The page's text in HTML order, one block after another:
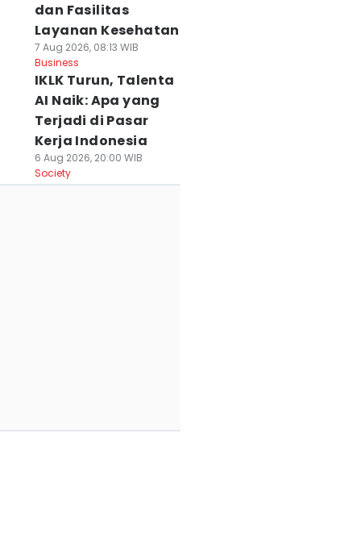
dan Fasilitas
Layanan Kesehatan
7 Aug 2026, 08:13 WIB
Business
IKLK Turun, Talenta
AI Naik: Apa yang
Terjadi di Pasar
Kerja Indonesia
6 Aug 2026, 20:00 WIB
Society